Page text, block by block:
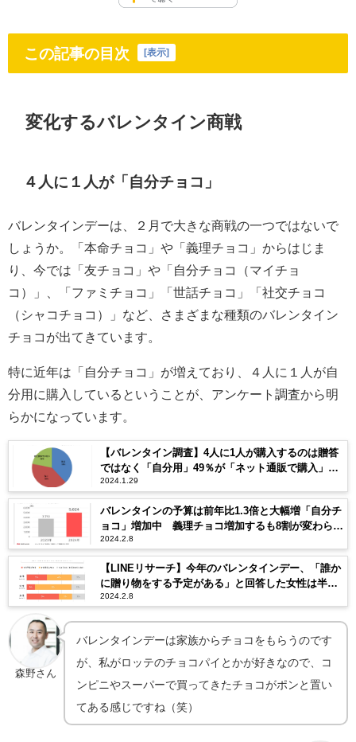
この記事の目次 表示
変化するバレンタイン商戦
４人に１人が「自分チョコ」
バレンタインデーは、２月で大きな商戦の一つではないで
しょうか。「本命チョコ」や「義理チョコ」からはじま
り、今では「友チョコ」や「自分チョコ（マイチョ
コ）」、「ファミチョコ」「世話チョコ」「社交チョコ
（シャコチョコ）」など、さまざまな種類のバレンタイン
チョコが出てきています。
特に近年は「自分チョコ」が増えており、４人に１人が自
分用に購入しているということが、アンケート調査から明
らかになっています。
【バレンタイン調査】4人に1人が購入するのは贈答
ではなく「自分用」49％が「ネット通販で購入」＜
おとりよせネット＞
2024.1.29
バレンタインの予算は前年比1.3倍と大幅増「自分チ
ョコ」増加中 義理チョコ増加するも8割が変わらず
「参加したくない」
2024.2.8
【LINEリサーチ】今年のバレンタインデー、「誰か
に贈り物をする予定がある」と回答した女性は半数
以上
2024.2.8
森野さん
バレンタインデーは家族からチョコをもらうのです
が、私がロッテのチョコパイとかが好きなので、コ
ンピニやスーパーで買ってきたチョコがポンと置い
てある感じですね（笑）